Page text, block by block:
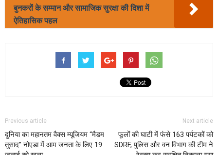
बुनकरों के सम्मान और सामाजिक सुरक्षा की दिशा में
ऐतिहासिक पहल
Previous article
दुनिया का महानतम वैक्स म्यूजियम “मैडम
तुसाद” नोएडा में आम जनता के लिए 19
Next article
फूलों की घाटी में फंसे 163 पर्यटकों को
SDRF, पुलिस और वन विभाग की टीम ने